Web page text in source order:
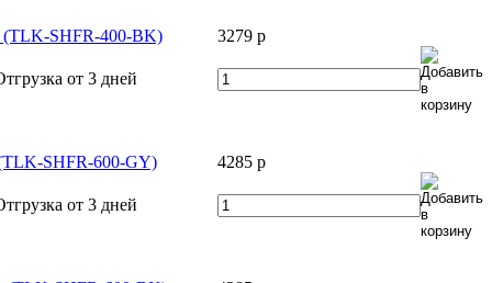
(TLK-SHFR-400-BK) 3279 p
от 3 дней
SHFR-600-GY) 4285 p
от 3 дней